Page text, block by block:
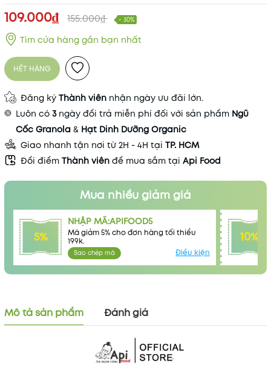
109.000₫ 155.000₫ - 30%
Tìm cửa hàng gần bạn nhất
HẾT HÀNG
Đăng ký Thành viên nhận ngày ưu đãi lớn.
Luôn có3 ngày đổi trả miễn phí đối với sản phẩm Ngũ
Cốc Granola & Hạt Dinh Dưỡng Organic
Giao nhanh tận nơi từ 2H - 4H tại TP. HCM
Đổi điểm Thành viên để mua sắm tại Api Food
Mua nhiều giảm giá
5%
NHẬP MÃ:APIFOOD5
Mã giảm 5% cho đơn hàng tối thiểu
199k.
Sao chép mã Điều kiện
10%
Mô tả sản phẩm Đánh giá